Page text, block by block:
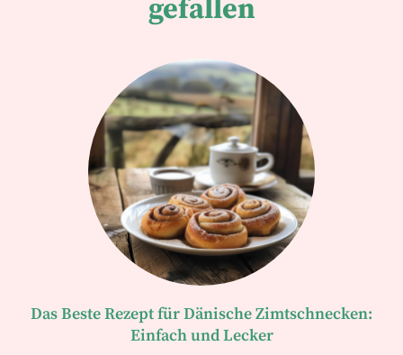
gefallen
Das Beste Rezept für Dänische Zimtschnecken:
Einfach und Lecker